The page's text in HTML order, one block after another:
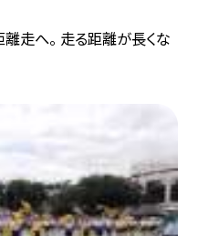
走へ。 走る距離が長くな